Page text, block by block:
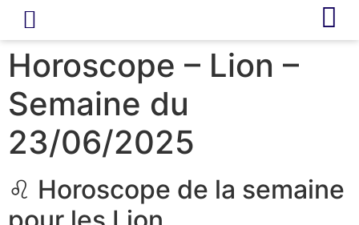
Horoscope – Lion –
Semaine du
23/06/2025
♌ Horoscope de la semaine